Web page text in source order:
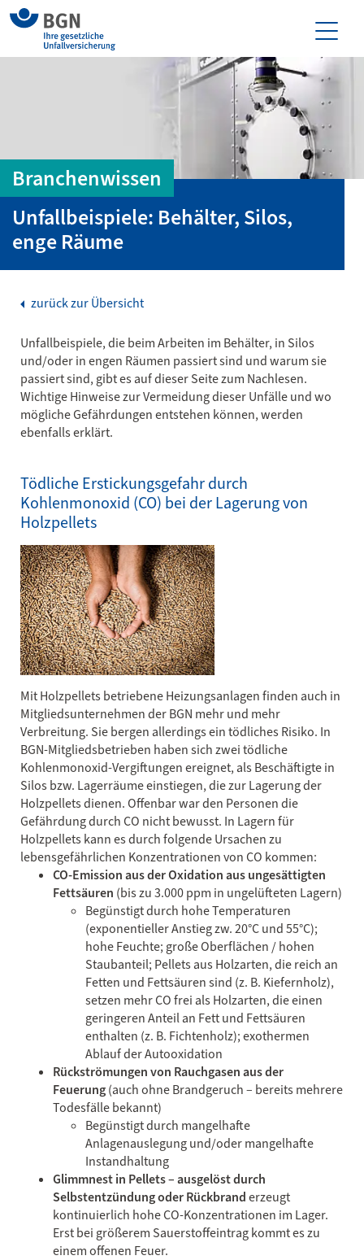
Branchenwissen
Unfallbeispiele: Behälter, Silos,
enge Räume
zurück zur Übersicht
Unfallbeispiele, die beim Arbeiten im Behälter, in Silos
und/oder in engen Räumen passiert sind und warum sie
passiert sind, gibt es auf dieser Seite zum Nachlesen.
Wichtige Hinweise zur Vermeidung dieser Unfälle und wo
mögliche Gefährdungen entstehen können, werden
ebenfalls erklärt.
Tödliche Erstickungsgefahr durch
Kohlenmonoxid (CO) bei der Lagerung von
Holzpellets
Mit Holzpellets betriebene Heizungsanlagen finden auch in
Mitgliedsunternehmen der BGN mehr und mehr
Verbreitung. Sie bergen allerdings ein tödliches Risiko. In
BGN-Mitgliedsbetrieben haben sich zwei tödliche
Kohlenmonoxid-Vergiftungen ereignet, als Beschäftigte in
Silos bzw. Lagerräume einstiegen, die zur Lagerung der
Holzpellets dienen. Offenbar war den Personen die
Gefährdung durch CO nicht bewusst. In Lagern für
Holzpellets kann es durch folgende Ursachen zu
lebensgefährlichen Konzentrationen von CO kommen:
CO-Emission aus der Oxidation aus ungesättigten
Fettsäuren (bis zu 3.000 ppm in ungelüfteten Lagern)
Begünstigt durch hohe Temperaturen
(exponentieller Anstieg zw. 20°C und 55°C);
hohe Feuchte; große Oberflächen / hohen
Staubanteil; Pellets aus Holzarten, die reich an
Fetten und Fettsäuren sind (z. B. Kiefernholz),
setzen mehr CO frei als Holzarten, die einen
geringeren Anteil an Fett und Fettsäuren
enthalten (z. B. Fichtenholz); exothermen
Ablauf der Autooxidation
Rückströmungen von Rauchgasen aus der
Feuerung(auch ohne Brandgeruch – bereits mehrere
Todesfälle bekannt)
Begünstigt durch mangelhafte
Anlagenauslegung und/oder mangelhafte
Instandhaltung
Glimmnest in Pellets – ausgelöst durch
Selbstentzündung oder Rückbranderzeugt
kontinuierlich hohe CO-Konzentrationen im Lager.
Erst bei größerem Sauerstoffeintrag kommt es zu
einem offenen Feuer.